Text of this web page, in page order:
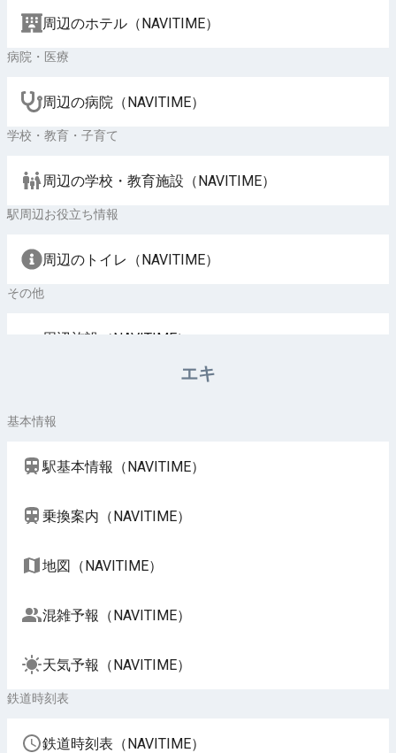
周辺のホテル（NAVITIME）
病院・医療
周辺の病院（NAVITIME）
学校・教育・子育て
周辺の学校・教育施設（NAVITIME）
駅周辺お役立ち情報
周辺のトイレ（NAVITIME）
その他
周辺施設（NAVITIME）
エキ
基本情報
駅基本情報（NAVITIME）
乗換案内（NAVITIME）
地図（NAVITIME）
混雑予報（NAVITIME）
天気予報（NAVITIME）
鉄道時刻表
鉄道時刻表（NAVITIME）